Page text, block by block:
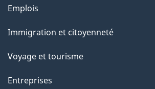
l
a
a
g
Thèmes
sujets
Emplois
Immigration et citoyenneté
Voyage et tourisme
Entreprises